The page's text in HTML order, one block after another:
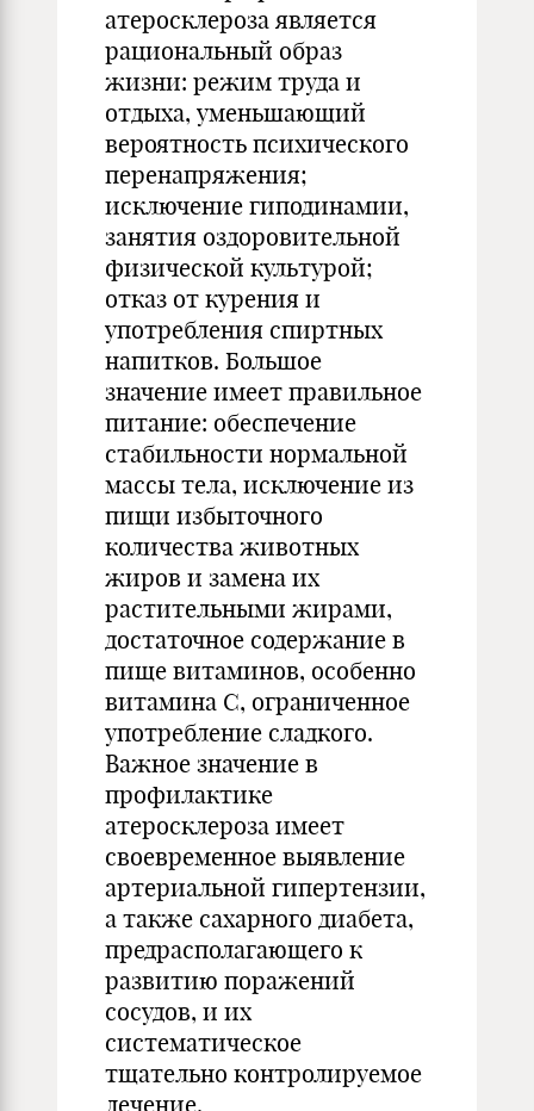
атеросклероза является
рациональный образ
жизни: режим труда и
отдыха, уменьшающий
вероятность психического
перенапряжения;
исключение гиподинамии,
занятия оздоровительной
физической культурой;
отказ от курения и
употребления спиртных
напитков. Большое
значение имеет правильное
питание: обеспечение
стабильности нормальной
массы тела, исключение из
пищи избыточного
количества животных
жиров и замена их
растительными жирами,
достаточное содержание в
пище витаминов, особенно
витамина С, ограниченное
употребление сладкого.
Важное значение в
профилактике
атеросклероза имеет
своевременное выявление
артериальной гипертензии,
а также сахарного диабета,
предрасполагающего к
развитию поражений
сосудов, и их
систематическое
тщательно контролируемое
лечение.